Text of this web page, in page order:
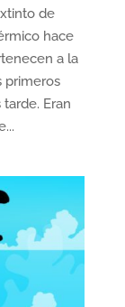
de
hace
a la
primeros
Eran